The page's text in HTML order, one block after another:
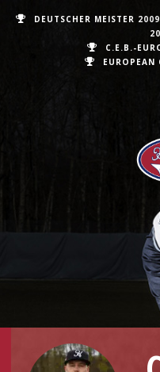
DEUTSCHER MEISTER 2009
C.E.B.-
EUROPEAN